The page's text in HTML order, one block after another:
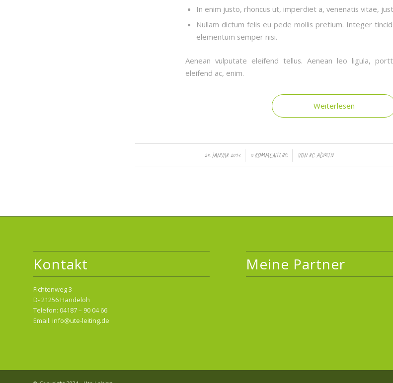
In enim justo, rhoncus ut, imperdiet a, venenatis vitae,
Nullam dictum felis eu pede mollis pretium. Integer
elementum semper nisi.
Aenean vulputate eleifend tellus. Aenean leo ligula,
eleifend ac, enim.
Weiterlesen
24. JANUAR 2013
/ 0 KOMMENTARE
/ VONRC-ADMIN
Kontakt
Fichtenweg 3
D- 21256 Handeloh
Telefon: 04187 – 90 04 66
Email: info@ute-leiting.de
Meine Partner